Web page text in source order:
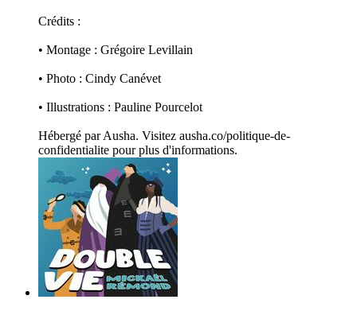
Crédits :
• Montage : Grégoire Levillain
• Photo : Cindy Canévet
• Illustrations : Pauline Pourcelot
Hébergé par Ausha. Visitez ausha.co/politique-de-
confidentialite pour plus d'informations.